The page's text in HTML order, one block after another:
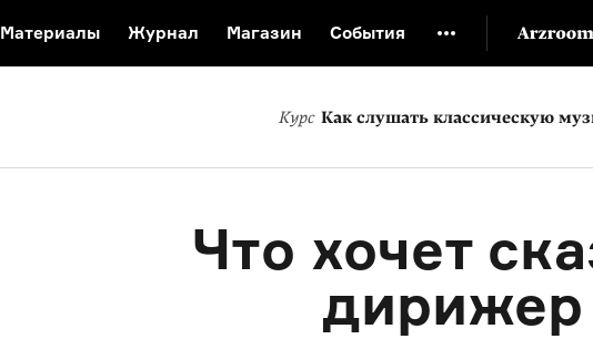
Курс Как слушать классическую
Материалы Журнал Магазин События
Видеоистория русской культуры
Русский язык от «гой еси» до
Что хочет
дирижер